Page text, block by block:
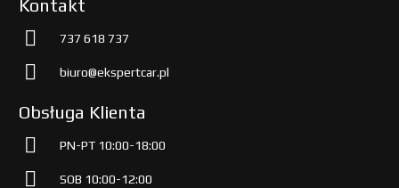
Kontakt
737 618 737
biuro@ekspertcar.pl
Obsługa Klienta
PN-PT 10:00-18:00
SOB 10:00-12:00